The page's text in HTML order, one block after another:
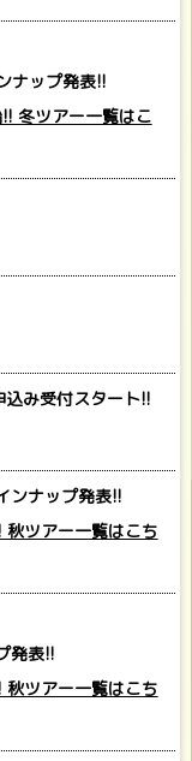
ナップ発表!!
冬ツアー一覧はこ
込み受付スタート!!
ンナップ発表!!
ツアー一覧はこち
発表!!
ツアー一覧はこち